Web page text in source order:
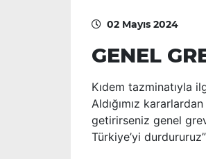
02 Mayıs 2024
GENEL
Kıdem tazminatıyla
Aldığımız
getirirseniz genel
Türkiye’yi